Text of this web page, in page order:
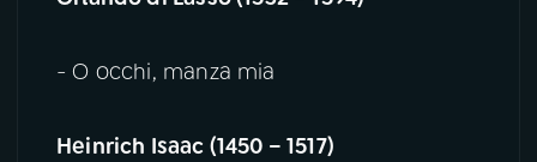
- O occhi, manza mia
Heinrich Isaac (1450 – 1517)